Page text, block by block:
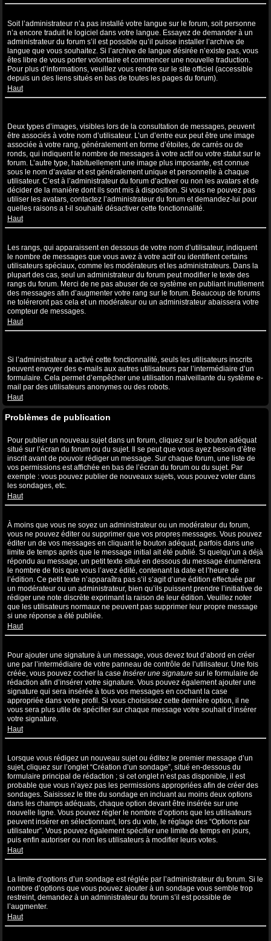
Soit l’administrateur n’a pas installé votre langue sur le forum, soit personne
n’a encore traduit le logiciel dans votre langue. Essayez de demander à un
administrateur du forum s’il est possible qu’il puisse installer l’archive de
langue que vous souhaitez. Si l’archive de langue désirée n’existe pas, vous
êtes libre de vous porter volontaire et commencer une nouvelle traduction.
Pour plus d’informations, veuillez vous rendre sur le site officiel (accessible
depuis un des liens situés en bas de toutes les pages du forum).
Haut
Deux types d’images, visibles lors de la consultation de messages, peuvent
être associés à votre nom d’utilisateur. L’un d’entre eux peut être une image
associée à votre rang, généralement en forme d’étoiles, de carrés ou de
ronds, qui indiquent le nombre de messages à votre actif ou votre statut sur le
forum. L’autre type, habituellement une image plus imposante, est connue
sous le nom d’avatar et est généralement unique et personnelle à chaque
utilisateur. C’est à l’administrateur du forum d’activer ou non les avatars et de
décider de la manière dont ils sont mis à disposition. Si vous ne pouvez pas
utiliser les avatars, contactez l’administrateur du forum et demandez-lui pour
quelles raisons a t-il souhaité désactiver cette fonctionnalité.
Haut
Les rangs, qui apparaissent en dessous de votre nom d’utilisateur, indiquent
le nombre de messages que vous avez à votre actif ou identifient certains
utilisateurs spéciaux, comme les modérateurs et les administrateurs. Dans la
plupart des cas, seul un administrateur du forum peut modifier le texte des
rangs du forum. Merci de ne pas abuser de ce système en publiant inutilement
des messages afin d’augmenter votre rang sur le forum. Beaucoup de forums
ne toléreront pas cela et un modérateur ou un administrateur abaissera votre
compteur de messages.
Haut
Si l’administrateur a activé cette fonctionnalité, seuls les utilisateurs inscrits
peuvent envoyer des e-mails aux autres utilisateurs par l’intermédiaire d’un
formulaire. Cela permet d’empêcher une utilisation malveillante du système e-
mail par des utilisateurs anonymes ou des robots.
Haut
Problèmes de publication
Pour publier un nouveau sujet dans un forum, cliquez sur le bouton adéquat
situé sur l’écran du forum ou du sujet. Il se peut que vous ayez besoin d’être
inscrit avant de pouvoir rédiger un message. Sur chaque forum, une liste de
vos permissions est affichée en bas de l’écran du forum ou du sujet. Par
exemple : vous pouvez publier de nouveaux sujets, vous pouvez voter dans
les sondages, etc.
Haut
À moins que vous ne soyez un administrateur ou un modérateur du forum,
vous ne pouvez éditer ou supprimer que vos propres messages. Vous pouvez
éditer un de vos messages en cliquant le bouton adéquat, parfois dans une
limite de temps après que le message initial ait été publié. Si quelqu’un a déjà
répondu au message, un petit texte situé en dessous du message énumèrera
le nombre de fois que vous l’avez édité, contenant la date et l’heure de
l’édition. Ce petit texte n’apparaîtra pas s’il s’agit d’une édition effectuée par
un modérateur ou un administrateur, bien qu’ils puissent prendre l’initiative de
rédiger une note discrète exprimant la raison de leur édition. Veuillez noter
que les utilisateurs normaux ne peuvent pas supprimer leur propre message
si une réponse a été publiée.
Haut
Pour ajouter une signature à un message, vous devez tout d’abord en créer
une par l’intermédiaire de votre panneau de contrôle de l’utilisateur. Une fois
créée, vous pouvez cocher la case Insérer une signature sur le formulaire de
rédaction afin d’insérer votre signature. Vous pouvez également ajouter une
signature qui sera insérée à tous vos messages en cochant la case
appropriée dans votre profil. Si vous choisissez cette dernière option, il ne
vous sera plus utile de spécifier sur chaque message votre souhait d’insérer
votre signature.
Haut
Lorsque vous rédigez un nouveau sujet ou éditez le premier message d’un
sujet, cliquez sur l’onglet “Création d’un sondage”, situé en-dessous du
formulaire principal de rédaction ; si cet onglet n’est pas disponible, il est
probable que vous n’ayez pas les permissions appropriées afin de créer des
sondages. Saisissez le titre du sondage en incluant au moins deux options
dans les champs adéquats, chaque option devant être insérée sur une
nouvelle ligne. Vous pouvez régler le nombre d’options que les utilisateurs
peuvent insérer en sélectionnant, lors du vote, le réglage des “Options par
utilisateur”. Vous pouvez également spécifier une limite de temps en jours,
puis enfin autoriser ou non les utilisateurs à modifier leurs votes.
Haut
La limite d’options d’un sondage est réglée par l’administrateur du forum. Si le
nombre d’options que vous pouvez ajouter à un sondage vous semble trop
restreint, demandez à un administrateur du forum s’il est possible de
l’augmenter.
Haut